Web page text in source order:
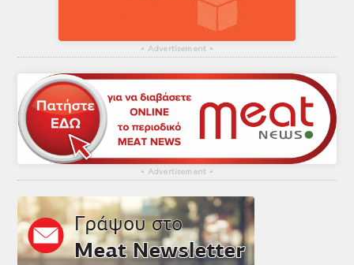
▴ Advertisement ▴
▴ Advertisement ▴